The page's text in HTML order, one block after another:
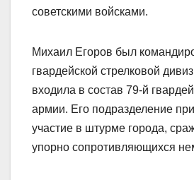
советскими войсками.
Михаил Егоров был
гвардейской стрелковой
входила в состав 79-й
армии. Его подразделение
участие в штурме города,
упорно сопротивляющихся